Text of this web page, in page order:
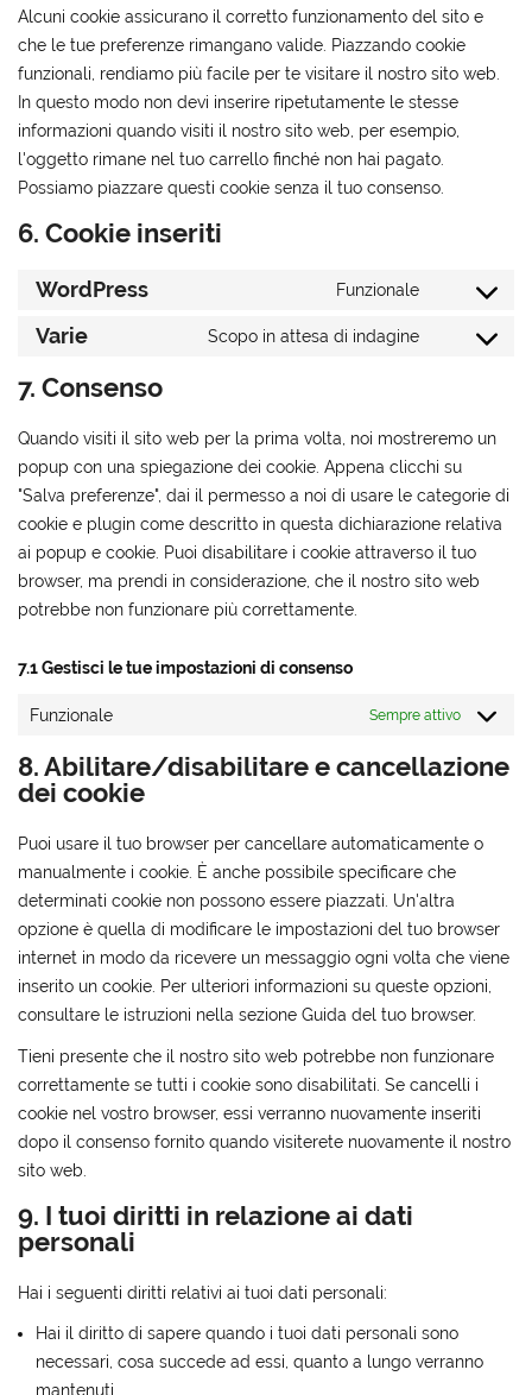
Alcuni cookie assicurano il corretto funzionamento del sito e
che le tue preferenze rimangano valide. Piazzando cookie
funzionali, rendiamo più facile per te visitare il nostro sito web.
In questo modo non devi inserire ripetutamente le stesse
informazioni quando visiti il nostro sito web, per esempio,
l'oggetto rimane nel tuo carrello finché non hai pagato.
Possiamo piazzare questi cookie senza il tuo consenso.
6. Cookie inseriti
WordPress Funzionale
Consent
Varie Scopo in attesa di indagine
Consent
varie
7. Consenso
Quando visiti il sito web per la prima volta, noi mostreremo un
popup con una spiegazione dei cookie. Appena clicchi su
"Salva preferenze", dai il permesso a noi di usare le categorie di
cookie e plugin come descritto in questa dichiarazione relativa
ai popup e cookie. Puoi disabilitare i cookie attraverso il tuo
browser, ma prendi in considerazione, che il nostro sito web
potrebbe non funzionare più correttamente.
7.1 Gestisci le tue impostazioni di consenso
Funzionale Sempre attivo
8. Abilitare/disabilitare e cancellazione
dei cookie
Puoi usare il tuo browser per cancellare automaticamente o
manualmente i cookie. È anche possibile specificare che
determinati cookie non possono essere piazzati. Un'altra
opzione è quella di modificare le impostazioni del tuo browser
internet in modo da ricevere un messaggio ogni volta che viene
inserito un cookie. Per ulteriori informazioni su queste opzioni,
consultare le istruzioni nella sezione Guida del tuo browser.
Tieni presente che il nostro sito web potrebbe non funzionare
correttamente se tutti i cookie sono disabilitati. Se cancelli i
cookie nel vostro browser, essi verranno nuovamente inseriti
dopo il consenso fornito quando visiterete nuovamente il nostro
sito web.
9. I tuoi diritti in relazione ai dati
personali
Hai i seguenti diritti relativi ai tuoi dati personali:
Hai il diritto di sapere quando i tuoi dati personali sono
necessari, cosa succede ad essi, quanto a lungo verranno
mantenuti.